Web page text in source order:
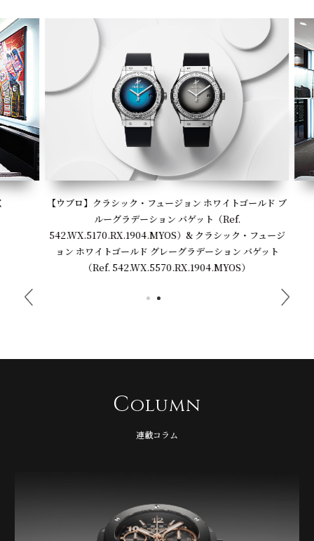
【ウブロ】クラシック・フュージョン ホワイトゴールド ブ
ルーグラデーション バゲット（Ref.
542.WX.5170.RX.1904.MYOS）& クラシック・フュージ
ョン ホワイトゴールド グレーグラデーション バゲット
（Ref. 542.WX.5570.RX.1904.MYOS）
Column
連載コラム